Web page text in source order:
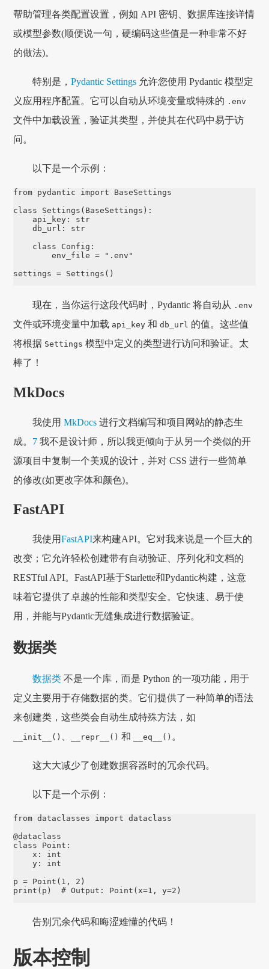
帮助管理各类配置设置，例如 API 密钥、数据库连接详情
或模型参数(顺便说一句，硬编码这些值是一种非常不好
的做法)。
特别是，Pydantic Settings 允许您使用 Pydantic 模型定
义应用程序配置。它可以自动从环境变量或特殊的 .env
文件中加载设置，验证其类型，并使其在代码中易于访
问。
以下是一个示例：
from pydantic import
BaseSettings
class
Settings ( BaseSettings ):
api_key :
str
db_url :
str
class
Config :
env_file
= " .env "
settings
= Settings ()
现在，当你运行这段代码时，Pydantic 将自动从 .env
文件或环境变量中加载 api_key 和db_url 的值。这些值
将根据 Settings 模型中定义的类型进行访问和验证。太
棒了！
MkDocs
我使用MkDocs 进行文档编写和项目网站的静态生
成。 7 我不是设计师，所以我更倾向于从另一个类似的开
源项目中复制一个美观的设计，并对 CSS 进行一些简单
的修改(如更改字体和颜色)。
FastAPI
我使用FastAPI来构建API。它对我来说是一个巨大的
改变；它允许轻松创建带有自动验证、序列化和文档的
RESTful API。FastAPI基于Starlette和Pydantic构建，这意
味着它提供了卓越的性能和类型安全。它快速、易于使
用，并能与Pydantic无缝集成进行数据验证。
数据类
数据类 不是一个库，而是 Python 的一项功能，用于
定义主要用于存储数据的类。它们提供了一种简单的语法
来创建类，这些类会自动生成特殊方法，如
__init__() __repr__() 和 __eq__() 。
这大大减少了创建数据容器时的冗余代码。
以下是一个示例：
from dataclasses import
dataclass
@dataclass
class
Point :
x :
int
y :
int
p
= Point ( 1 , 2 )
print ( p ) # Output: Point(x=1, y=2)
告别冗余代码和晦涩难懂的代码！
版本控制